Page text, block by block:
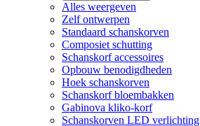
Alles weergeven
Zelf ontwerpen
Standaard schanskorven
Composiet schutting
Schanskorf accessoires
Opbouw benodigdheden
Hoek schanskorven
Schanskorf bloembakken
Gabinova kliko-korf
Schanskorven LED verlichting